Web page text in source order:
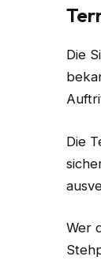
Die
Die
Wer